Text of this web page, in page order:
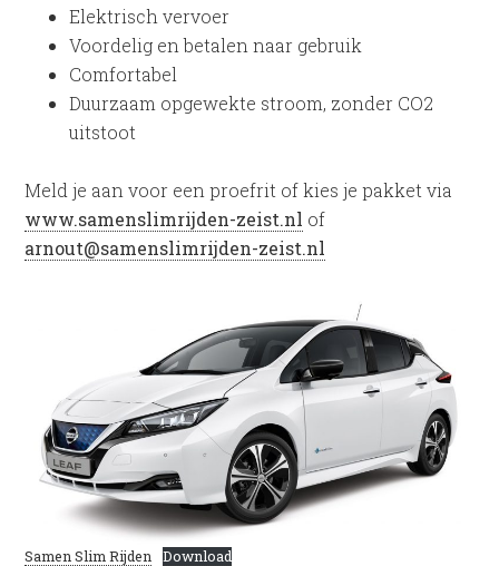
Elektrisch vervoer
Voordelig en betalen naar gebruik
Comfortabel
Duurzaam opgewekte stroom, zonder CO2
uitstoot
Meld je aan voor een proefrit of kies je pakket via
www.samenslimrijden-zeist.nl of
arnout@samenslimrijden-zeist.nl
Samen Slim Rijden
Download